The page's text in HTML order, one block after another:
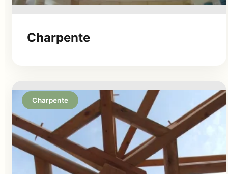
Charpente
Charpente